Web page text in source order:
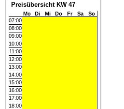
Preisübersicht KW 47
Mo Di Mi Do Fr Sa
So
07:00
08:00
09:00
10:00
11:00
12:00
13:00
14:00
15:00
16:00
17:00
18:00